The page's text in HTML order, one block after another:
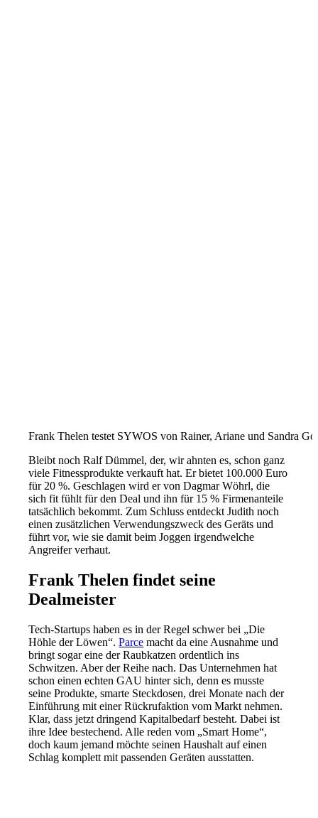
Frank Thelen testet SYWOS von Rainer, Ariane und Sandra
Bleibt noch Ralf Dümmel, der, wir ahnten es, schon ganz
viele Fitnessprodukte verkauft hat. Er bietet 100.000 Euro
für 20 %. Geschlagen wird er von Dagmar Wöhrl, die
sich fit fühlt für den Deal und ihn für 15 % Firmenanteile
tatsächlich bekommt. Zum Schluss entdeckt Judith noch
einen zusätzlichen Verwendungszweck des Geräts und
führt vor, wie sie damit beim Joggen irgendwelche
Angreifer verhaut.
Frank Thelen findet seine
Dealmeister
Tech-Startups haben es in der Regel schwer bei „Die
Höhle der Löwen“.Parce macht da eine Ausnahme und
bringt sogar eine der Raubkatzen ordentlich ins
Schwitzen. Aber der Reihe nach. Das Unternehmen hat
schon einen echten GAU hinter sich, denn es musste
seine Produkte, smarte Steckdosen, drei Monate nach der
Einführung mit einer Rückrufaktion vom Markt nehmen.
Klar, dass jetzt dringend Kapitalbedarf besteht. Dabei ist
ihre Idee bestechend. Alle reden vom „Smart Home“,
doch kaum jemand möchte seinen Haushalt auf einen
Schlag komplett mit passenden Geräten ausstatten.